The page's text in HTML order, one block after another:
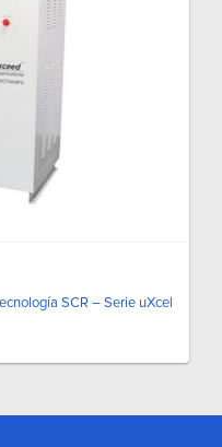
SCR – Serie uXcel